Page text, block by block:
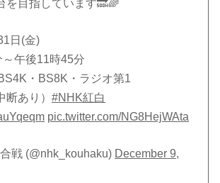
を目指しています🔜🌈
日(金)
午後11時45分
・BS8K・ラジオ第1
断あり）#NHK紅白
pic.twitter.com/NG8HejWAta
戦 (@nhk_kouhaku) December 9,